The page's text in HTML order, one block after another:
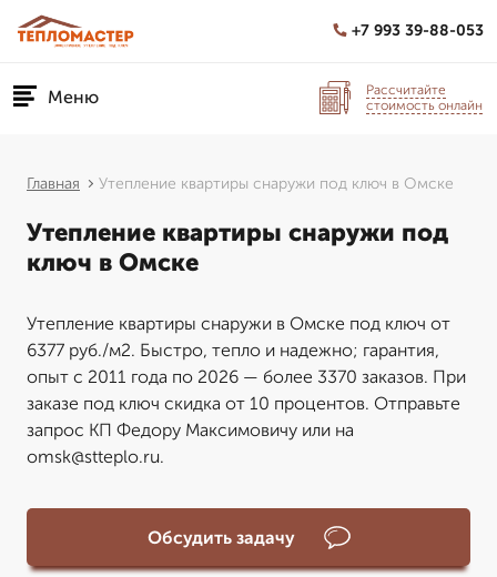
+7 993 39-88-053
Меню
Рассчитайте
стоимость онлайн
Главная Утепление квартиры снаружи под ключ в Омске
Утепление квартиры снаружи под
ключ в Омске
Утепление квартиры снаружи в Омске под ключ от
6377 руб./м2. Быстро, тепло и надежно; гарантия,
опыт с 2011 года по 2026 — более 3370 заказов. При
заказе под ключ скидка от 10 процентов. Отправьте
запрос КП Федору Максимовичу или на
omsk@stteplo.ru.
Обсудить задачу